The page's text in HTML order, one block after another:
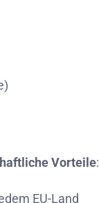
Vorteile:
EU-Land